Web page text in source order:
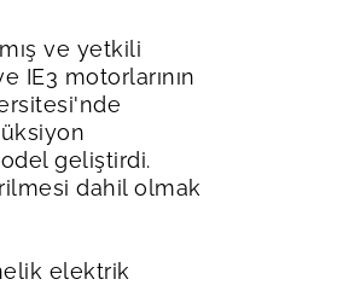
ve yetkili
IE3 motorlarının
geliştirdi.
dahil olmak
elektrik